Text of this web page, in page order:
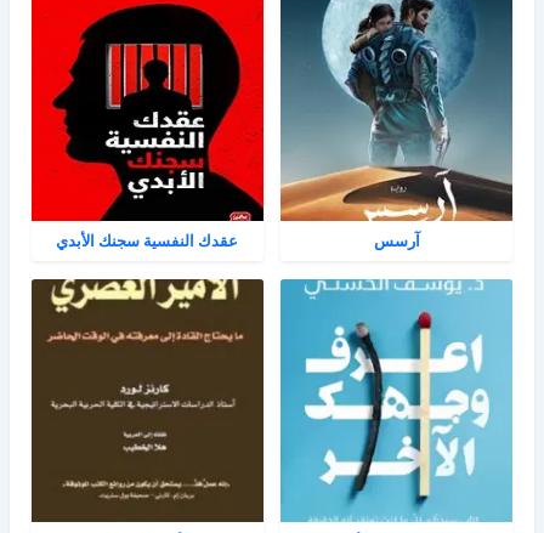
آرسس عقدك النفسية سجنك الأبدي